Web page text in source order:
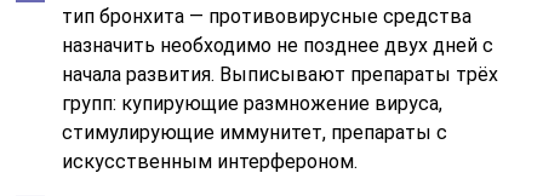
тип бронхита — противовирусные средства
назначить необходимо не позднее двух дней с
начала развития. Выписывают препараты трёх
групп: купирующие размножение вируса,
стимулирующие иммунитет, препараты с
искусственным интерфероном.